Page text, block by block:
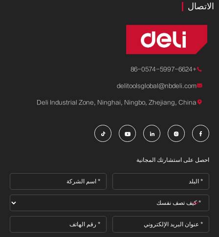
الاتصال

+86-0574-5997-6624

delitoolsglobal@nbdeli.com

Deli Industrial Zone, Ninghai, Ningbo, Zhejiang, China





احصل على استشارتك المجانية